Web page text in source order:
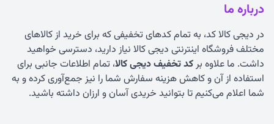
درباره ما
در دیجی کالا کد، به تمام کدهای تخفیفی که برای خرید از کالاهای
مختلف فروشگاه اینترنتی دیجی کالا نیاز دارید، دسترسی خواهید
داشت. ما علاوه برکد تخفیف دیجی کالا، تمام اطلاعات جانبی برای
استفاده از آن و کاهش هزینه سفارش شما را نیز جمع‌آوری کرده و به
شما اعلام می‌کنیم تا بتوانید خریدی آسان و ارزان داشته باشید.